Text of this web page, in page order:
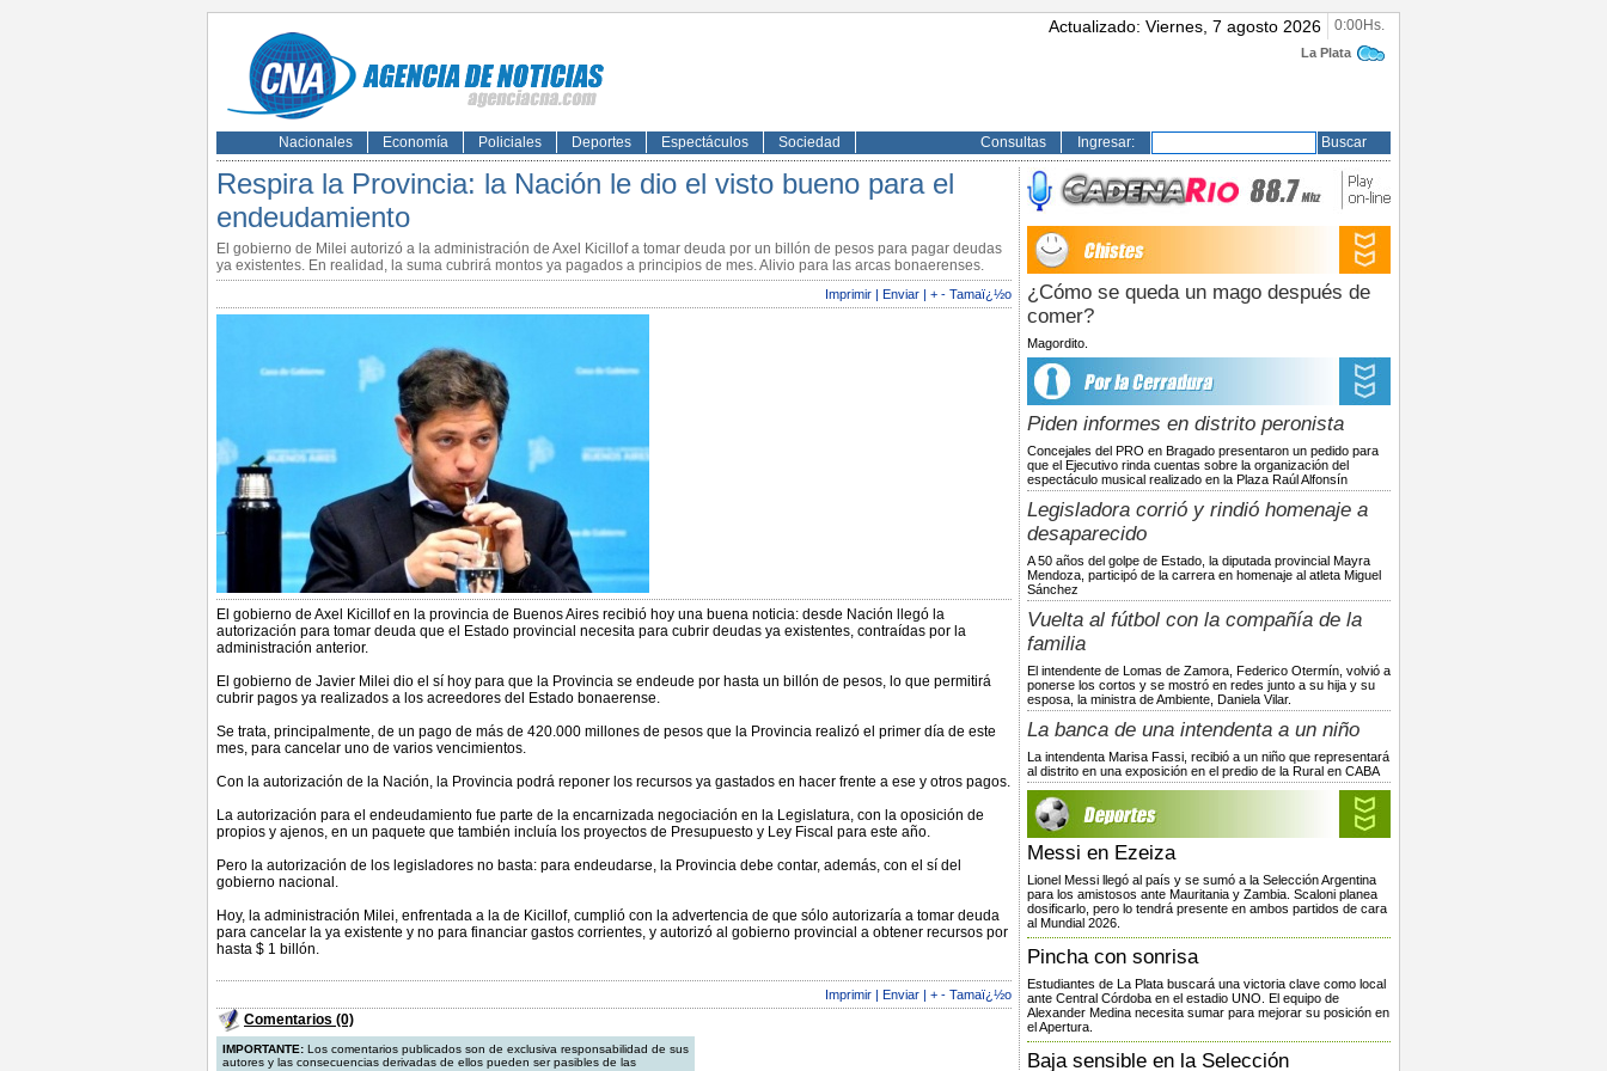
Actualizado: Viernes, 7 agosto 2026 0:00Hs.
La Plata
Nacionales Economía Policiales Deportes Espectáculos Sociedad Consultas Ingresar: Buscar
Respira la Provincia: la Nación le dio el visto bueno para el
endeudamiento
El gobierno de Milei autorizó a la administración de Axel Kicillof a tomar deuda por un billón de pesos para pagar deudas
ya existentes. En realidad, la suma cubrirá montos ya pagados a principios de mes. Alivio para las arcas bonaerenses.
Imprimir | Enviar | + - Tamaï¿½o
El gobierno de Axel Kicillof en la provincia de Buenos Aires recibió hoy una buena noticia: desde Nación llegó la
autorización para tomar deuda que el Estado provincial necesita para cubrir deudas ya existentes, contraídas por la
administración anterior.
El gobierno de Javier Milei dio el sí hoy para que la Provincia se endeude por hasta un billón de pesos, lo que permitirá
cubrir pagos ya realizados a los acreedores del Estado bonaerense.
Se trata, principalmente, de un pago de más de 420.000 millones de pesos que la Provincia realizó el primer día de este
mes, para cancelar uno de varios vencimientos.
Con la autorización de la Nación, la Provincia podrá reponer los recursos ya gastados en hacer frente a ese y otros pagos.
La autorización para el endeudamiento fue parte de la encarnizada negociación en la Legislatura, con la oposición de
propios y ajenos, en un paquete que también incluía los proyectos de Presupuesto y Ley Fiscal para este año.
Pero la autorización de los legisladores no basta: para endeudarse, la Provincia debe contar, además, con el sí del
gobierno nacional.
Hoy, la administración Milei, enfrentada a la de Kicillof, cumplió con la advertencia de que sólo autorizaría a tomar deuda
para cancelar la ya existente y no para financiar gastos corrientes, y autorizó al gobierno provincial a obtener recursos por
hasta $ 1 billón.
Imprimir | Enviar | + - Tamaï¿½o
Comentarios (0)
IMPORTANTE: Los comentarios publicados son de exclusiva responsabilidad de sus
autores y las consecuencias derivadas de ellos pueden ser pasibles de las
¿Cómo se queda un mago después de
comer?
Magordito.
Piden informes en distrito peronista
Concejales del PRO en Bragado presentaron un pedido para
que el Ejecutivo rinda cuentas sobre la organización del
espectáculo musical realizado en la Plaza Raúl Alfonsín
Legisladora corrió y rindió homenaje a
desaparecido
A 50 años del golpe de Estado, la diputada provincial Mayra
Mendoza, participó de la carrera en homenaje al atleta Miguel
Sánchez
Vuelta al fútbol con la compañía de la
familia
El intendente de Lomas de Zamora, Federico Otermín, volvió a
ponerse los cortos y se mostró en redes junto a su hija y su
esposa, la ministra de Ambiente, Daniela Vilar.
La banca de una intendenta a un niño
La intendenta Marisa Fassi, recibió a un niño que representará
al distrito en una exposición en el predio de la Rural en CABA
Messi en Ezeiza
Lionel Messi llegó al país y se sumó a la Selección Argentina
para los amistosos ante Mauritania y Zambia. Scaloni planea
dosificarlo, pero lo tendrá presente en ambos partidos de cara
al Mundial 2026.
Pincha con sonrisa
Estudiantes de La Plata buscará una victoria clave como local
ante Central Córdoba en el estadio UNO. El equipo de
Alexander Medina necesita sumar para mejorar su posición en
el Apertura.
Baja sensible en la Selección